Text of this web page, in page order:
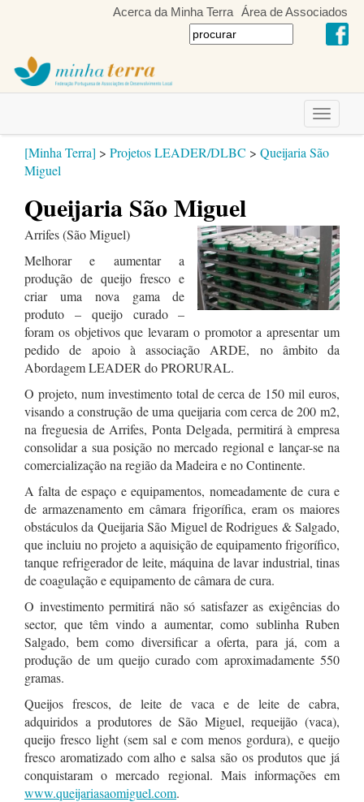
Acerca da Minha Terra Área de Associados
Toggle
[Minha Terra] > Projetos LEADER/DLBC > Queijaria São
Miguel
Queijaria São Miguel
Arrifes (São Miguel)
Melhorar e aumentar a
produção de queijo fresco e
criar uma nova gama de
produto – queijo curado –
foram os objetivos que levaram o promotor a apresentar um
pedido de apoio à associação ARDE, no âmbito da
Abordagem LEADER do PRORURAL.
O projeto, num investimento total de cerca de 150 mil euros,
visando a construção de uma queijaria com cerca de 200 m2,
na freguesia de Arrifes, Ponta Delgada, permitirá à empresa
consolidar a sua posição no mercado regional e lançar-se na
comercialização na região da Madeira e no Continente.
A falta de espaço e equipamentos, nomeadamente de cura e
de armazenamento em câmara frigorífica, eram os maiores
obstáculos da Queijaria São Miguel de Rodrigues & Salgado,
que incluiu no projeto a aquisição de equipamento frigorífico,
tanque refrigerador de leite, máquina de lavar industrial, tinas
de coagulação e equipamento de câmara de cura.
O investimento permitirá não só satisfazer as exigências do
sector, que têm vindo a aumentar, como sublinha Ruben
Salgado, bem como diversificar a oferta, para já, com a
produção de um queijo curado com aproximadamente 550
gramas.
Queijos frescos, de leite de vaca e de leite de cabra,
adquiridos a produtores de São Miguel, requeijão (vaca),
queijo fresco light (sem sal e com menos gordura), e queijo
fresco aromatizado com alho e salsa são os produtos que já
conquistaram o mercado regional. Mais informações em
www.queijariasaomiguel.com.